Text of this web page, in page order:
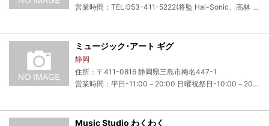
営業時間：TEL:053-411-5222(将監 Hal-Sonic、高林 Sonixの予約も取れます) (11時－24時まで受付可能)
ミュージック･アート ギグ
静岡
住所：〒411-0816 静岡県三島市梅名447-1
営業時間：平日-11:00－20:00 日曜祝祭日-10:00－20:00 定休日-毎週木曜日 ※ ロックバンド、ロックグループ等への貸し出しは 遠慮させて頂いております
Music Studio わくわく